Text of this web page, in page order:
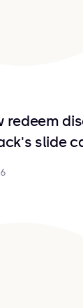
redeem
slide